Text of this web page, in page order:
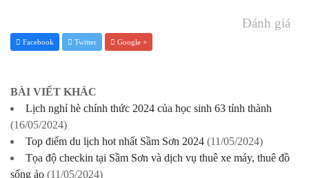
Đánh giá
Facebook Twitter Google +
BÀI VIẾT KHÁC
Lịch nghỉ hè chính thức 2024 của học sinh 63 tỉnh thành
(16/05/2024)
Top điểm du lịch hot nhất Sầm Sơn 2024 (11/05/2024)
Tọa độ checkin tại Sầm Sơn và dịch vụ thuê xe máy, thuê đồ
sống ảo (11/05/2024)